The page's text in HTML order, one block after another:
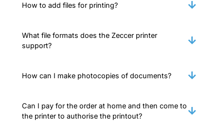
How to add files for printing?
What file formats does the Zeccer printer
support?
How can I make photocopies of documents?
Can I pay for the order at home and then come to
the printer to authorise the printout?